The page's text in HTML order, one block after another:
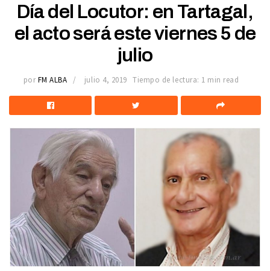
Día del Locutor: en Tartagal,
el acto será este viernes 5 de
julio
por FM ALBA julio 4, 2019 Tiempo de lectura: 1 min read